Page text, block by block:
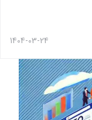
1404-03-24